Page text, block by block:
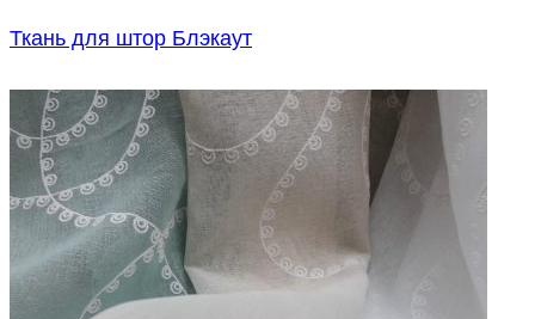
Ткань для штор Блэкаут